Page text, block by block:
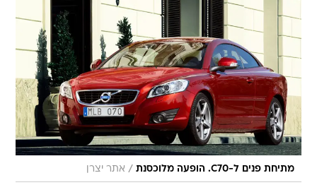
מתיחת פנים ל-C70. הופעה מלוכסנת / אתר יצרן